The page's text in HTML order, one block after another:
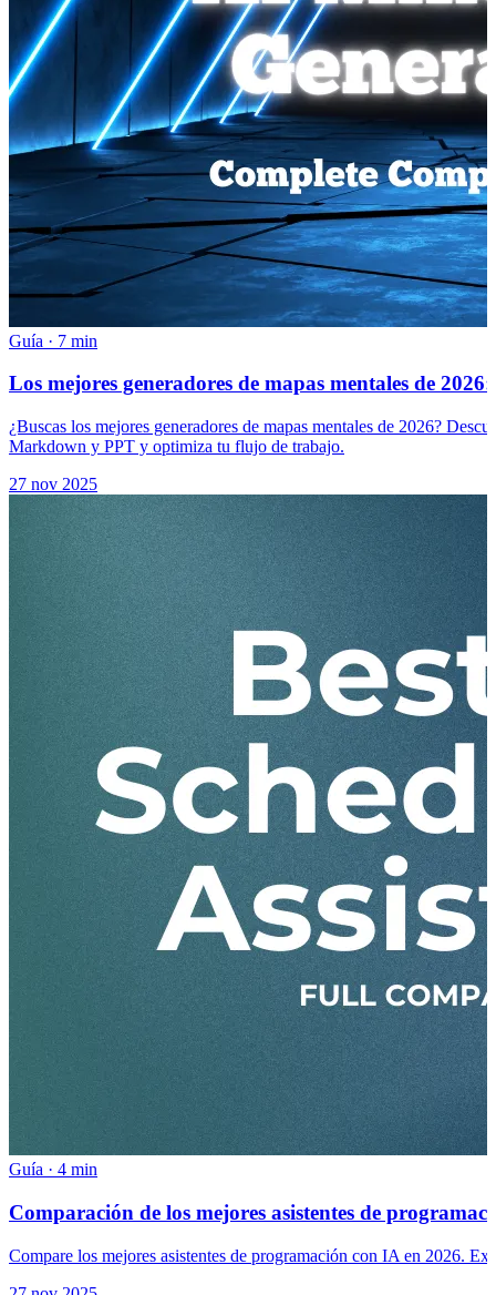
Guía · 7 min
Los mejores generadores de mapas mentales de
¿Buscas los mejores generadores de mapas mentales de 2026?
Markdown y PPT y optimiza tu flujo de trabajo.
27 nov 2025
Guía · 4 min
Comparación de los mejores asistentes de
Compare los mejores asistentes de programación con IA en 2026.